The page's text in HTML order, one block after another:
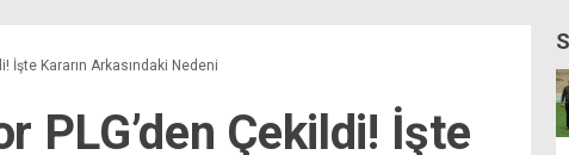
İşte Kararın Arkasındaki Nedeni
PLG’den Çekildi! İşte